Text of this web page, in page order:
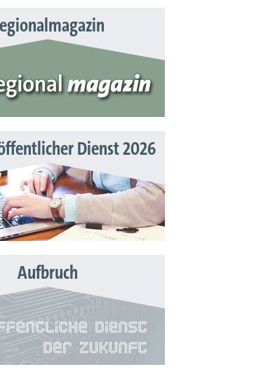
Dienst 2026
Aufbruch